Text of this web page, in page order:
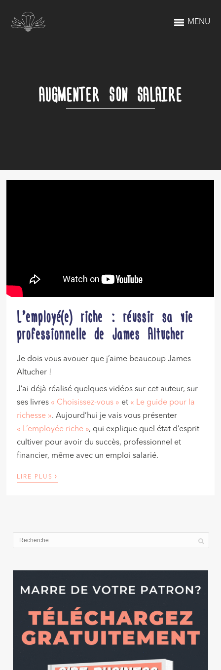
MENU
AUGMENTER SON SALAIRE
L’employé(e) riche : réussir sa vie
professionnelle de James Altucher
Je dois vous avouer que j’aime beaucoup James
Altucher !
J’ai déjà réalisé quelques vidéos sur cet auteur, sur
ses livres « Choisissez-vous » et « Le guide pour la
richesse ». Aujourd’hui je vais vous présenter
« L’employée riche », qui explique quel état d’esprit
cultiver pour avoir du succès, professionnel et
financier, même avec un emploi salarié.
LIRE PLUS ›